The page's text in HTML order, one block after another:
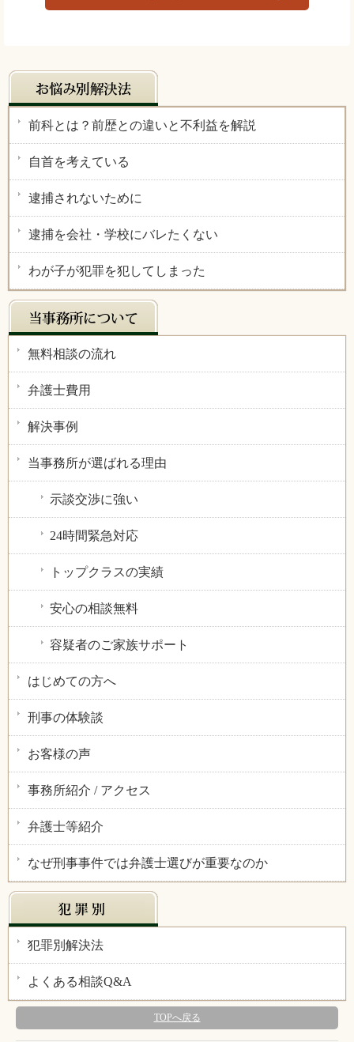
前科とは？前歴との違いと不利益を解説
自首を考えている
逮捕されないために
逮捕を会社・学校にバレたくない
わが子が犯罪を犯してしまった
無料相談の流れ
弁護士費用
解決事例
当事務所が選ばれる理由
示談交渉に強い
24時間緊急対応
トップクラスの実績
安心の相談無料
容疑者のご家族サポート
はじめての方へ
刑事の体験談
お客様の声
事務所紹介 / アクセス
弁護士等紹介
なぜ刑事事件では弁護士選びが重要なのか
犯罪別解決法
よくある相談Q&A
TOPへ戻る